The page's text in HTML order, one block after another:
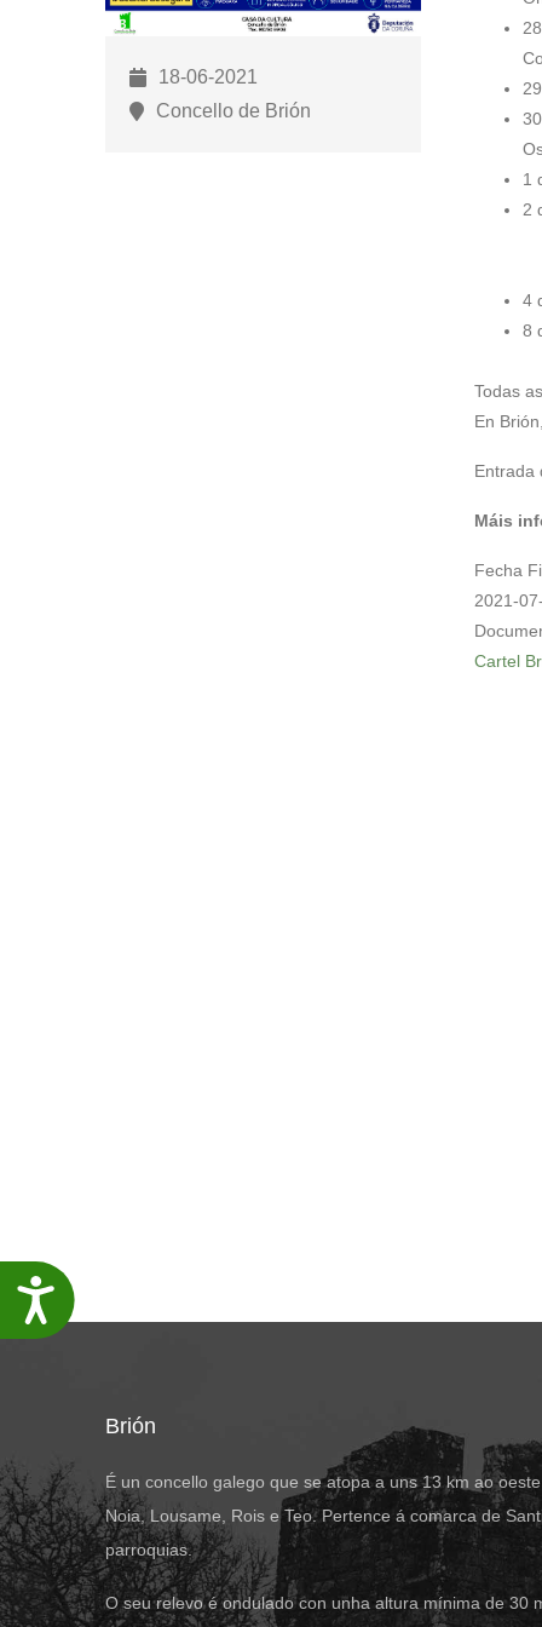
Accesibilidade
18-06-2021
Concello de Brión
1
2
-
-
4
8
Todas
En
Entrada
Máis
Fecha
2021-
Cartel
Brión
É un concello galego que se atopa a uns 13 km ao
Noia, Lousame, Rois e Teo. Pertence á comarca de
parroquias.
O seu relevo é ondulado con unha altura mínima de 30